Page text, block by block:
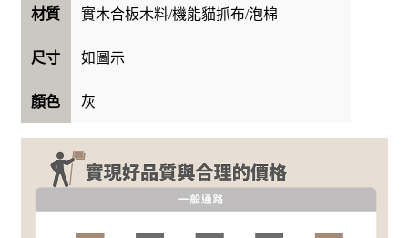
材質 實木合板木料/機能貓抓布/泡棉
尺寸 如圖示
顏色 灰